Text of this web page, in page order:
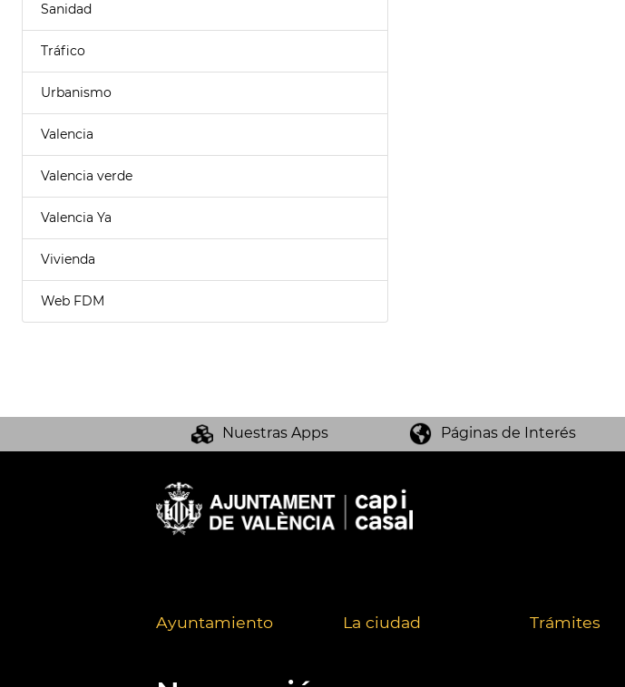
Sanidad
Tráfico
Urbanismo
Valencia
Valencia verde
Valencia Ya
Vivienda
Web FDM
Nuestras Apps Páginas de Interés
Ayuntamiento La ciudad Trámites